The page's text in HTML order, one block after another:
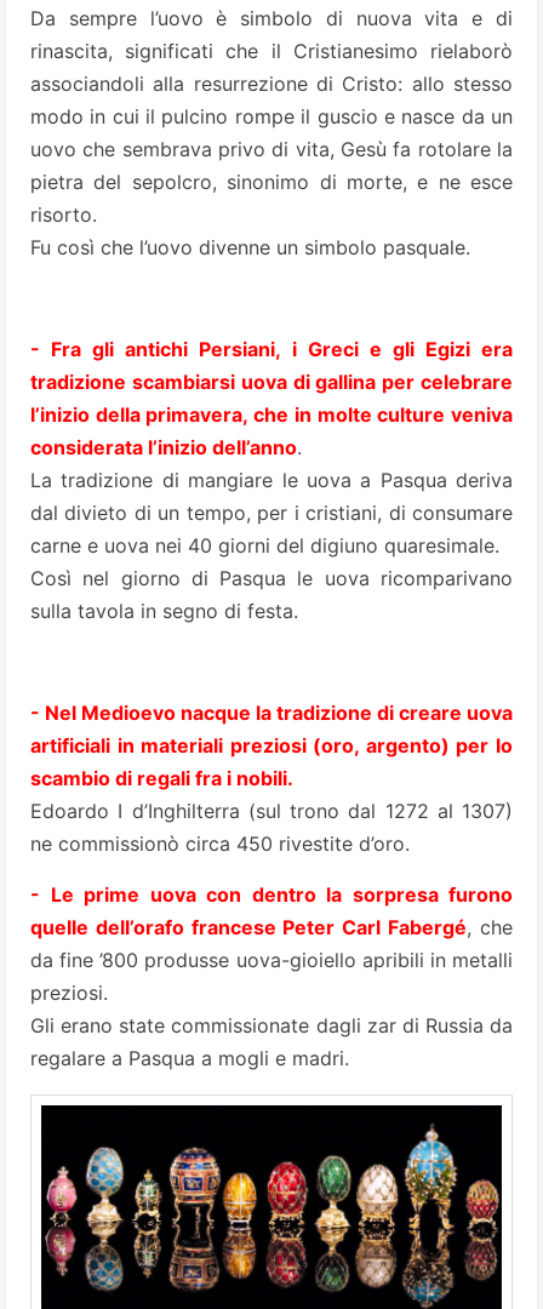
Da sempre l’uovo è simbolo di nuova vita e di
rinascita, significati che il Cristianesimo rielaborò
associandoli alla resurrezione di Cristo: allo stesso
modo in cui il pulcino rompe il guscio e nasce da un
uovo che sembrava privo di vita, Gesù fa rotolare la
pietra del sepolcro, sinonimo di morte, e ne esce
risorto.
Fu così che l’uovo divenne un simbolo pasquale.
- Fra gli antichi Persiani, i Greci e gli Egizi era
tradizione scambiarsi uova di gallina per celebrare
l’inizio della primavera, che in molte culture veniva
considerata l’inizio dell’anno.
La tradizione di mangiare le uova a Pasqua deriva
dal divieto di un tempo, per i cristiani, di consumare
carne e uova nei 40 giorni del digiuno quaresimale.
Così nel giorno di Pasqua le uova ricomparivano
sulla tavola in segno di festa.
- Nel Medioevo nacque la tradizione di creare uova
artificiali in materiali preziosi (oro, argento) per lo
scambio di regali fra i nobili.
Edoardo I d’Inghilterra (sul trono dal 1272 al 1307)
ne commissionò circa 450 rivestite d’oro.
- Le prime uova con dentro la sorpresa furono
quelle dell’orafo francese Peter Carl Fabergé, che
da fine ’800 produsse uova-gioiello apribili in metalli
preziosi.
Gli erano state commissionate dagli zar di Russia da
regalare a Pasqua a mogli e madri.